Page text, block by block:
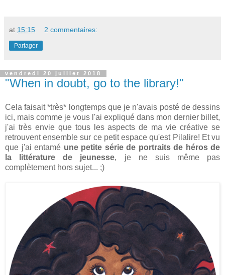
at 15:15 2 commentaires:
Partager
vendredi 20 juillet 2018
"When in doubt, go to the library!"
Cela faisait *très* longtemps que je n'avais posté de dessins
ici, mais comme je vous l'ai expliqué dans mon dernier billet,
j'ai très envie que tous les aspects de ma vie créative se
retrouvent ensemble sur ce petit espace qu'est Pilalire! Et vu
que j'ai entamé une petite série de portraits de héros de
la littérature de jeunesse, je ne suis même pas
complètement hors sujet... ;)